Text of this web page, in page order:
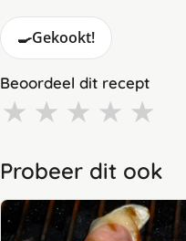
🍳Gekookt!
Beoordeel dit recept
★ ★ ★ ★ ★
Probeer dit ook